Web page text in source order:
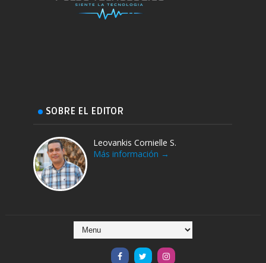
SOBRE EL EDITOR
Leovankis Cornielle S.
Más información →